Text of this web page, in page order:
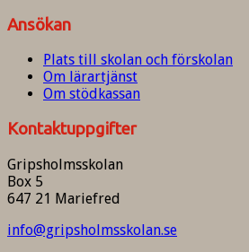
Ansökan
Plats till skolan och förskolan
Om lärartjänst
Om stödkassan
Kontaktuppgifter
Gripsholmsskolan
Box 5
647 21 Mariefred
info@gripsholmsskolan.se